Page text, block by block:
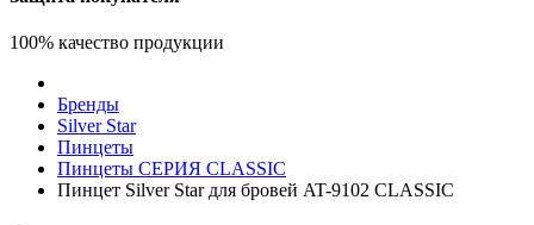
100% качество продукции
Бренды
Silver Star
Пинцеты
Пинцеты СЕРИЯ CLASSIC
Пинцет Silver Star для бровей AT-9102 CLASSIC